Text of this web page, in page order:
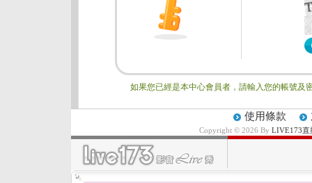
如果您已經是本中心會員者，請輸入您的帳號及
使用條款
Copyright © 2026 By LIVE173直